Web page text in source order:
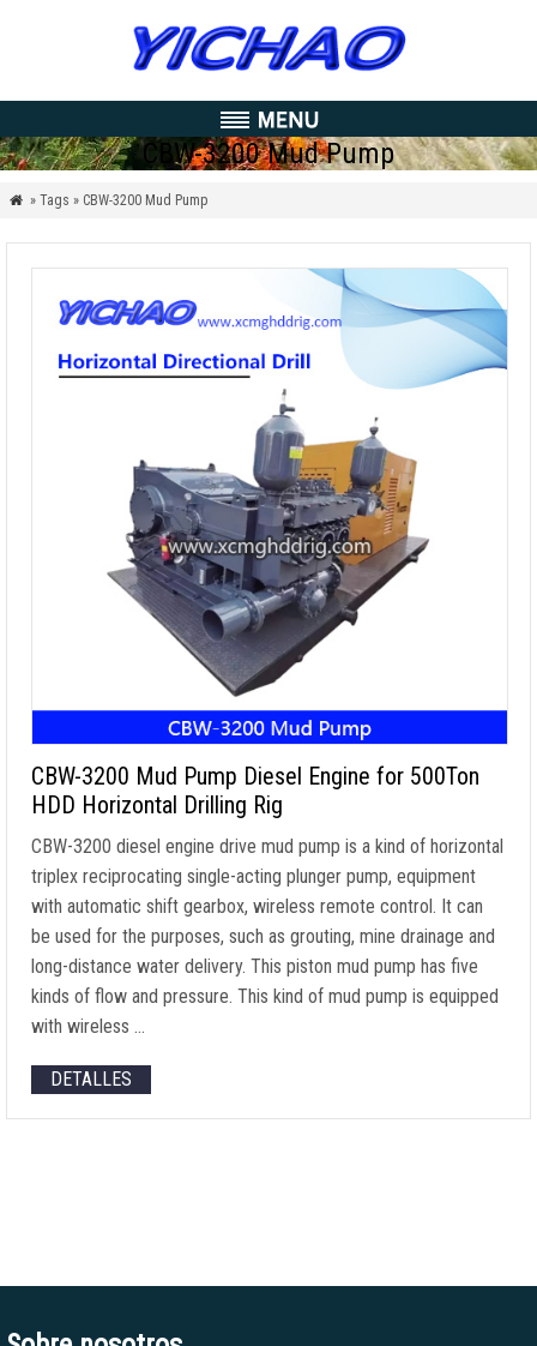
CBW-3200 Mud Pump
 » Tags » CBW-3200 Mud Pump
CBW-3200 Mud Pump Diesel Engine for 500Ton
HDD Horizontal Drilling Rig
CBW-3200 diesel engine drive mud pump is a kind of horizontal
triplex reciprocating single-acting plunger pump, equipment
with automatic shift gearbox, wireless remote control. It can
be used for the purposes, such as grouting, mine drainage and
long-distance water delivery. This piston mud pump has five
kinds of flow and pressure. This kind of mud pump is equipped
with wireless …
DETALLES